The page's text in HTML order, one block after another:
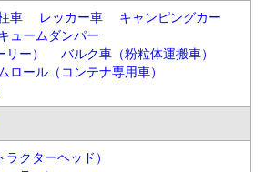
車 レッカー車
キャンピングカー
ュームダンパー
ー）
バルク車（粉粒体運搬車）
ロール（コンテナ専用車）
クターヘッド）